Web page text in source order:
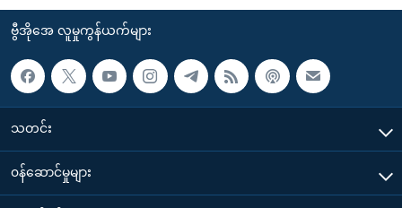
ဗွီအိုအေ လူမှုကွန်ယက်များ
သတင်း
၀န်ဆောင်မှုများ